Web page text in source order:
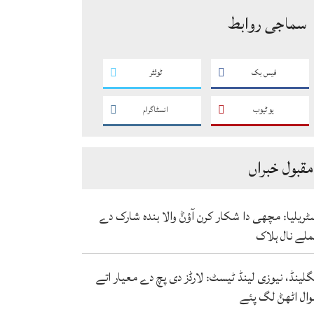
سماجی روابط
فیس بک ٹوئٹر
یو ٹیوب انسٹاگرام
مقبول خبراں
مچھی دا شکار کرن آؤݨ والا بندہ شارک دے
نال ہلاک
نیوزی لینڈ ٹیسٹ: لارڈز دی پچ دے معیار اتے
اٹھݨ لگ پئے